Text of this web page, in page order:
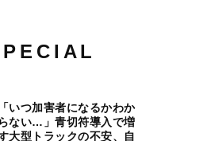
「いつ加害者になるかわか
らない…」青切符導入で増
大型トラックの不安、自